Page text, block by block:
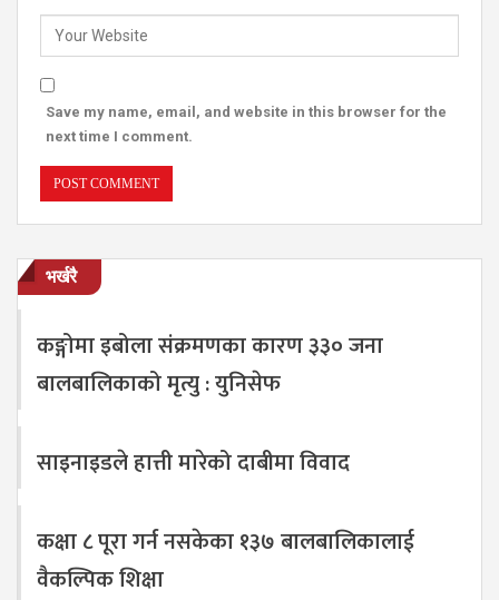
Save my name, email, and website in this browser for the
next time I comment.
भर्खरै
कङ्गोमा इबोला संक्रमणका कारण ३३० जना
बालबालिकाको मृत्यु : युनिसेफ
साइनाइडले हात्ती मारेको दाबीमा विवाद
कक्षा ८ पूरा गर्न नसकेका १३७ बालबालिकालाई
वैकल्पिक शिक्षा